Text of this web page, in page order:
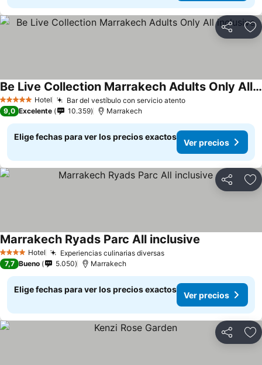
Compartir
5 Estrellas Hotel Bar del vestíbulo con servicio atento
Be Live Collection Marrakech Adults Only All inclusive
9,0 Excelente 10.359 Marrakech
Elige fechas para ver los precios exactos
Ver precios
Compartir
4 EstrellasHotel Experiencias culinarias diversas
Marrakech Ryads Parc All inclusive
7,7 Bueno 5.050 Marrakech
Elige fechas para ver los precios exactos
Ver precios
Compartir